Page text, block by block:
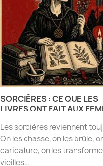
SORCIÈRES : CE QUE LES
LIVRES ONT FAIT AUX
Les sorcières reviennent
On les chasse, on les brûle,
caricature, on les
vieilles...